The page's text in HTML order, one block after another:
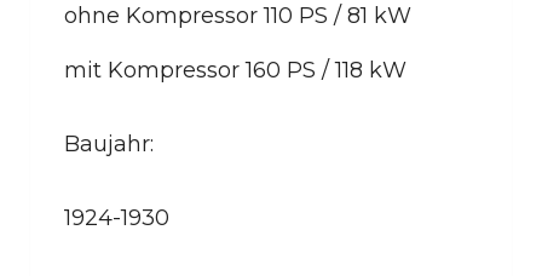
ohne Kompressor 110 PS / 81 kW
mit Kompressor 160 PS / 118 kW
Baujahr:
1924-1930